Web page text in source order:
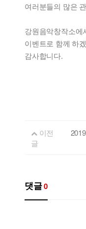
여러분들의 많은
강원음악창작소에
이벤트로 함께 하
감사합니다.
이전
글
댓글0